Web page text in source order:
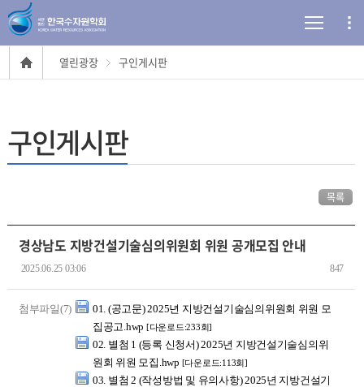
열린광장 구인게시판
구인게시판
목록
경상남도 지방건설기술심의위원회 위원 공개모집 안내
2025.06.25 03:06 847
첨부파일(7)
01. (공고문) 2025년 지방건설기술심의위원회 위원 모
집공고.hwp [다운로드:233회]
02. 별첨 1 (등록 신청서) 2025년 지방건설기술심의위
원회 위원 모집.hwp [다운로드:113회]
03. 별첨 2 (작성방법 및 유의사항) 2025년 지방건설기